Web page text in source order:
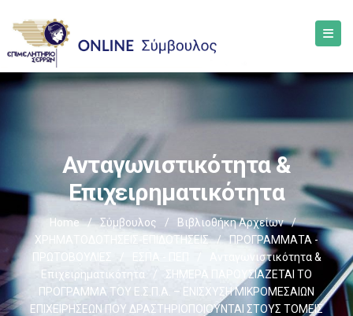
Ανταγωνιστικότητα &
Επιχειρηματικότητα
Home / Σύμβουλος / Βιβλιοθήκη Αρχείων
/
ΧΡΗΜΑΤΟΔΟΤΗΣΕΙΣ-ΕΠΙΔΟΤΗΣΕΙΣ
/
ΠΡΟΓΡΑΜΜΑΤΑ -
ΠΡΩΤΟΒΟΥΛΙΕΣ
ΕΣΠΑ - ΠΕΠ
Ανταγωνιστικότητα &
Επιχειρηματικότητα
/
ΣΗΜΕΡΑ ΠΑΡΟΥΣΙΑΖΕΤΑΙ ΤΟ
ΠΡΟΓΡΑΜΜΑ ΤΟΥ Ε.Σ.Π.Α. – ΕΝΙΣΧΥΣΗ ΜΙΚΡΟΜΕΣΑΙΩΝ
ΕΠΙΧΕΙΡΗΣΕΩΝ ΠΟΥ ΔΡΑΣΤΗΡΙΟΠΟΙΟΥΝΤΑΙ ΣΤΟΥΣ ΤΟΜΕΙΣ